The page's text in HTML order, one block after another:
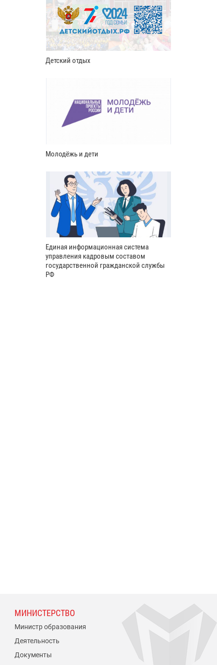
Детский отдых
Молодёжь и дети
Единая информационная система
управления кадровым составом
государственной гражданской службы
РФ
МИНИСТЕРСТВО
Министр образования
Деятельность
Документы